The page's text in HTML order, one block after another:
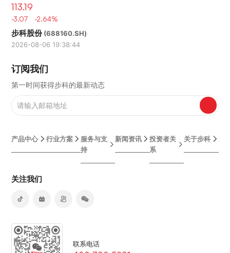
113.19
-3.07 -2.64%
步科股份(688160.SH)
2026-08-06 19:38:44
订阅我们
第一时间获得步科的最新动态
产品中心 行业方案
服务与支
持
新闻资讯
投资者关
系
关于步科
关注我们
联系电话